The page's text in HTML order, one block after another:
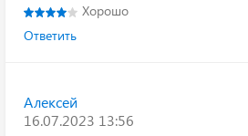
Хорошо
Ответить
Алексей
16.07.2023 13:56